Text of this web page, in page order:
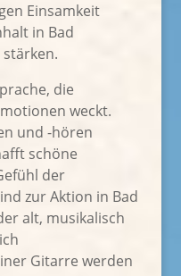
Einsamkeit
in Bad
die
weckt.
und -hören
schöne
der
zur Aktion in Bad
alt, musikalisch
Gitarre werden